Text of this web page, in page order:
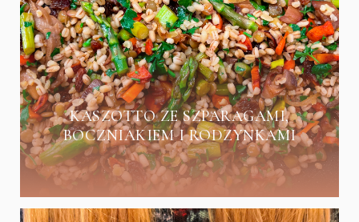
KASZOTTO ZE SZPARAGAMI,
BOCZNIAKIEM I RODZYNKAMI